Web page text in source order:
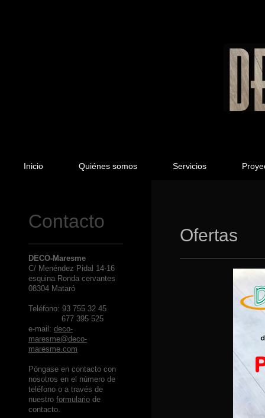
Inicio Quiénes somos Servicios
Ofertas
Contacto
DECO-Maresme
C/ Menéndez Pidal 14-16
esquina Ronda cervantes
08304 Mataró
Teléfono: 93 755 32 45
677 395 525
e-mail: deco-
maresme@deco-
maresme.com
Póngase en contacto con
nosotros en el número de
teléfono o a través de
nuestro formulario de
contacto.